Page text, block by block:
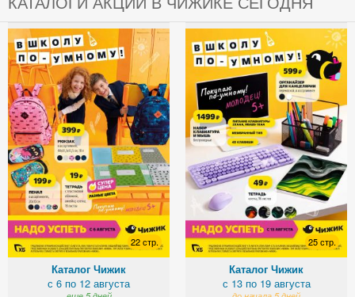
22 стр.
Каталог Чижик
с 6 по 12 августа
25 стр.
Каталог Чижик
с 13 по 19 августа